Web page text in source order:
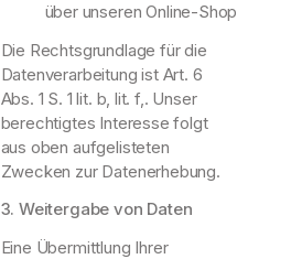
über unseren Online-Shop
Die Rechtsgrundlage für die
Datenverarbeitung ist Art. 6
Abs. 1 S. 1 lit. b, lit. f,. Unser
berechtigtes Interesse folgt
aus oben aufgelisteten
Zwecken zur Datenerhebung.
3. Weitergabe von Daten
Eine Übermittlung Ihrer